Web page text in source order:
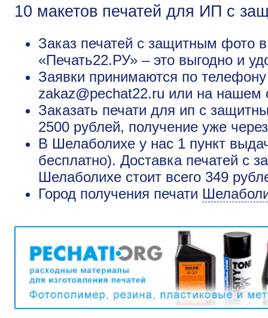
10 макетов печатей для ИП с
Заказ печатей с защитным фото
«Печать22.РУ» – это выгодно и
Заявки принимаются по
zakaz@pechat22.ru или на нашем
Заказать печати для ип с
2500 рублей, получение уже
В Шелаболихе у нас 1 пункт
бесплатно). Доставка печатей с
Шелаболихе стоит всего 349
Город получения печати